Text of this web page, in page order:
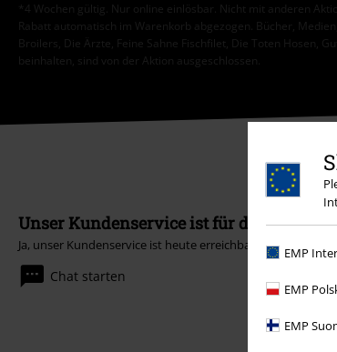
EMP
EMP
EMP
*4 Wochen gültig. Nur online einlösbar. Nicht mit anderen
Rabatt automatisch im Warenkorb abgezogen. Bücher,
Broilers, Die Ärzte, Feine Sahne Fischfilet, Die Toten Hosen,
beinhalten, sind von der Aktion ausgeschlossen.
Unser Kundenservice ist für dich da
Ja, unser Kundenservice ist heute erreichbar bis 18:00 Uhr.
Chat starten